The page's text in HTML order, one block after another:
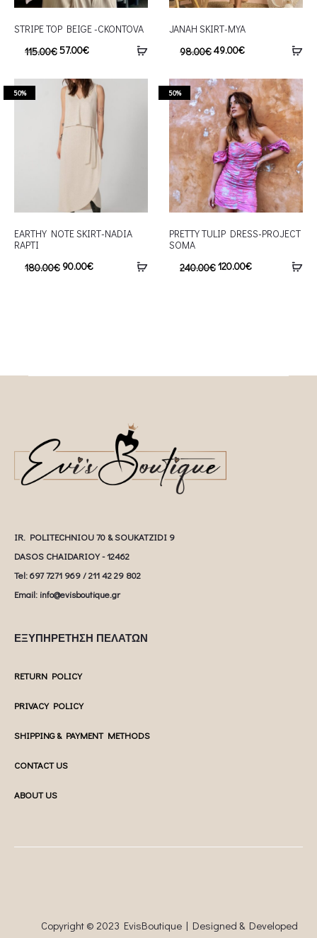
STRIPE TOP BEIGE -CKONTOVA
115.00€57.00€
JANAH SKIRT-MYA
98.00€49.00€
50%
EARTHY NOTE SKIRT-NADIA
RAPTI
180.00€ 90.00€
50%
PRETTY TULIP DRESS-PROJECT
SOMA
240.00€120.00€
IR. POLITECHNIOU 70 & SOUKATZIDI 9
DASOS CHAIDARIOY - 12462
Tel: 697 7271 969 / 211 42 29 802
Email: info@evisboutique.gr
ΕΞΥΠΗΡΕΤΗΣΗ ΠΕΛΑΤΩΝ
RETURN POLICY
PRIVACY POLICY
SHIPPING & PAYMENT METHODS
CONTACT US
ABOUT US
Copyright © 2023 EvisBoutique | Designed & Developed